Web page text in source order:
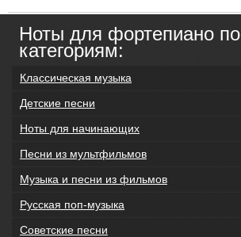
Ноты для фортепиано по
категориям:
Классическая музыка
Детские песни
Ноты для начинающих
Песни из мультфильмов
Музыка и песни из фильмов
Русская поп-музыка
Советские песни